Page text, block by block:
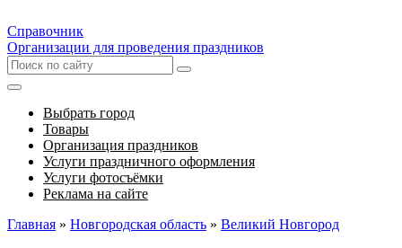
Справочник
Организации для проведения праздников
Выбрать город
Товары
Организация праздников
Услуги праздничного оформления
Услуги фотосъёмки
Реклама на сайте
Главная » Новгородская область » Великий Новгород